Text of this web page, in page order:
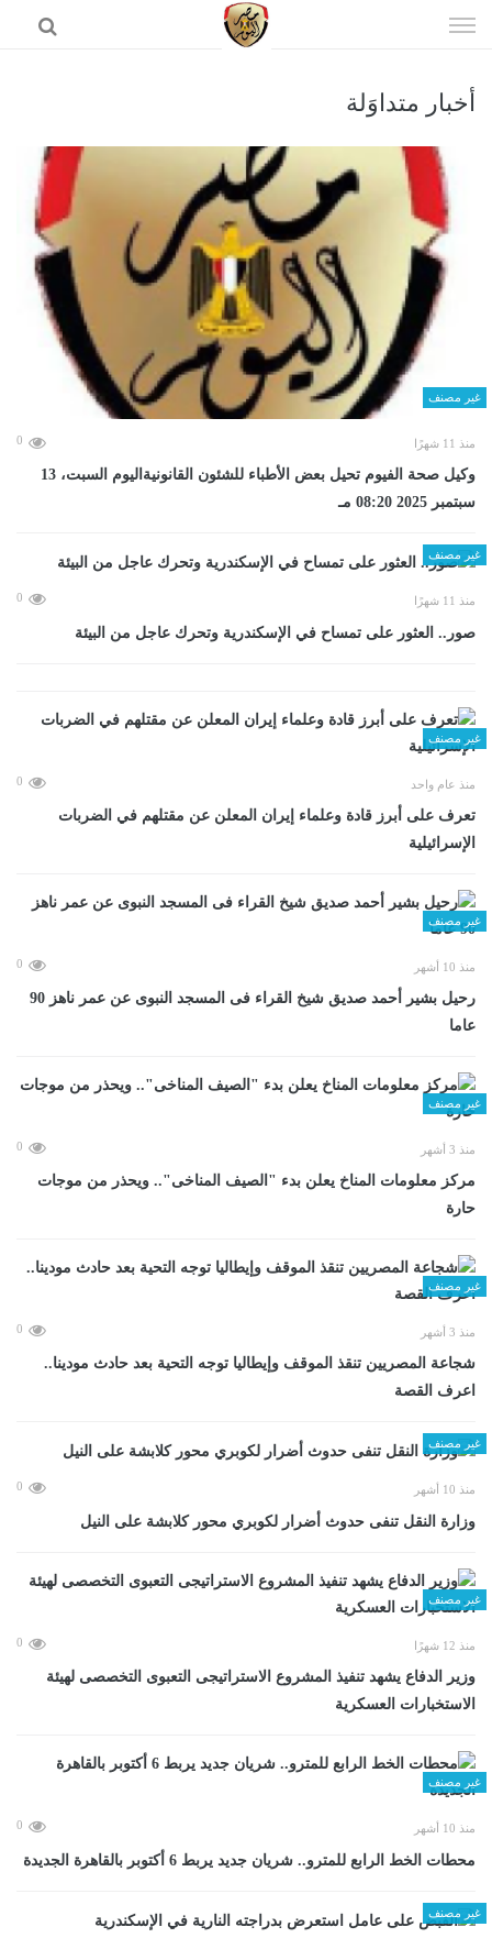
الى
أخبار متداوَلة
غير مصنف
منذ 11 شهرًا 0
وكيل صحة الفيوم تحيل بعض الأطباء للشئون القانونيةاليوم السبت، 13
سبتمبر 2025 08:20 مـ
غير مصنف
منذ 11 شهرًا 0
صور.. العثور على تمساح في الإسكندرية وتحرك عاجل من البيئة
غير مصنف
منذ عام واحد 0
تعرف على أبرز قادة وعلماء إيران المعلن عن مقتلهم في الضربات
الإسرائيلية
غير مصنف
منذ 10 أشهر 0
رحيل بشير أحمد صديق شيخ القراء فى المسجد النبوى عن عمر ناهز 90
عاما
غير مصنف
منذ 3 أشهر 0
مركز معلومات المناخ يعلن بدء "الصيف المناخى".. ويحذر من موجات
حارة
غير مصنف
منذ 3 أشهر 0
شجاعة المصريين تنقذ الموقف وإيطاليا توجه التحية بعد حادث مودينا..
اعرف القصة
غير مصنف
منذ 10 أشهر 0
وزارة النقل تنفى حدوث أضرار لكوبري محور كلابشة على النيل
غير مصنف
منذ 12 شهرًا 0
وزير الدفاع يشهد تنفيذ المشروع الاستراتيجى التعبوى التخصصى لهيئة
الاستخبارات العسكرية
غير مصنف
منذ 10 أشهر 0
محطات الخط الرابع للمترو.. شريان جديد يربط 6 أكتوبر بالقاهرة الجديدة
غير مصنف